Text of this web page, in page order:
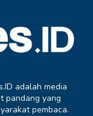
adalah media
pandang yang
pembaca.